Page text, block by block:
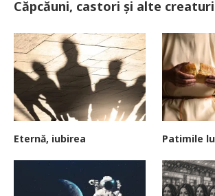
Căpcăuni, castori și alte
Eternă, iubirea Patimile